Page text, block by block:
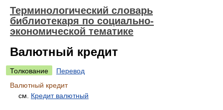
Терминологический словарь
библиотекаря по социально-
экономической тематике
Валютный кредит
Толкование
Перевод
Валютный кредит
см. Кредит валютный